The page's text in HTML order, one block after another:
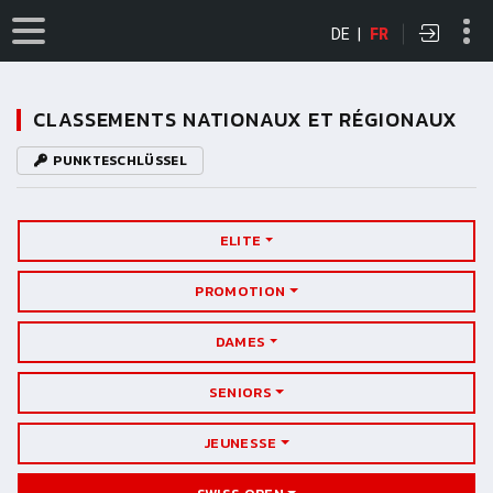
DE | FR
CLASSEMENTS NATIONAUX ET RÉGIONAUX
PUNKTESCHLÜSSEL
ELITE
PROMOTION
DAMES
SENIORS
JEUNESSE